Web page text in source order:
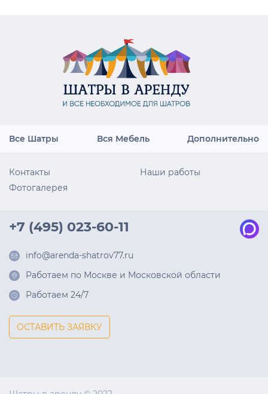
Все Шатры Вся Мебель Дополнительно
Контакты
Наши работы
Фотогалерея
+7 (495) 023-60-11
info@arenda-shatrov77.ru
Работаем по Москве и Московской области
Работаем 24/7
ОСТАВИТЬ ЗАЯВКУ